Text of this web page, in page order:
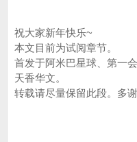
祝大家新年快乐~
本文目前为试阅章节。
首发于阿米巴星球、第一
天香华文。
转载请尽量保留此段。多谢